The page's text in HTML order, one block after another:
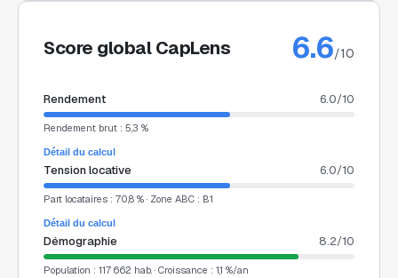
Score global CapLens 6.6/10
Rendement 6.0/10
Rendement brut : 5,3 %
Détail du calcul
Tension locative 6.0/10
Part locataires : 70,8 % · Zone ABC : B1
Détail du calcul
Démographie 8.2/10
Population : 117 662 hab. · Croissance : 1,1 %/an